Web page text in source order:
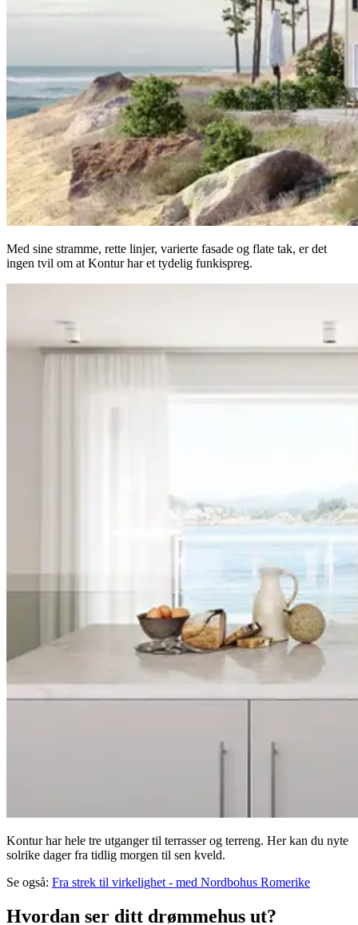
Med sine stramme, rette linjer, varierte fasade og flate tak, er det
ingen tvil om at Kontur har et tydelig funkispreg.
Kontur har hele tre utganger til terrasser og terreng. Her kan du nyte
solrike dager fra tidlig morgen til sen kveld.
Se også: Fra strek til virkelighet - med Nordbohus Romerike
Hvordan ser ditt drømmehus ut?